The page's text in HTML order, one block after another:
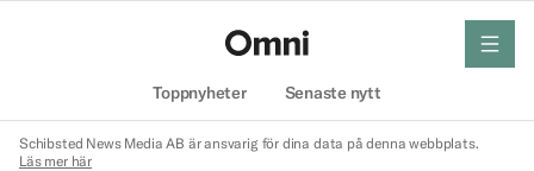
Toppnyheter Senaste nytt
meny
Schibsted News Media AB är ansvarig för dina data på denna webbplats.
Läs mer här